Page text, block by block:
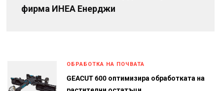
фирма ИНЕА Енерджи
ОБРАБОТКА НА ПОЧВАТА
GEACUT 600 оптимизира обработката на